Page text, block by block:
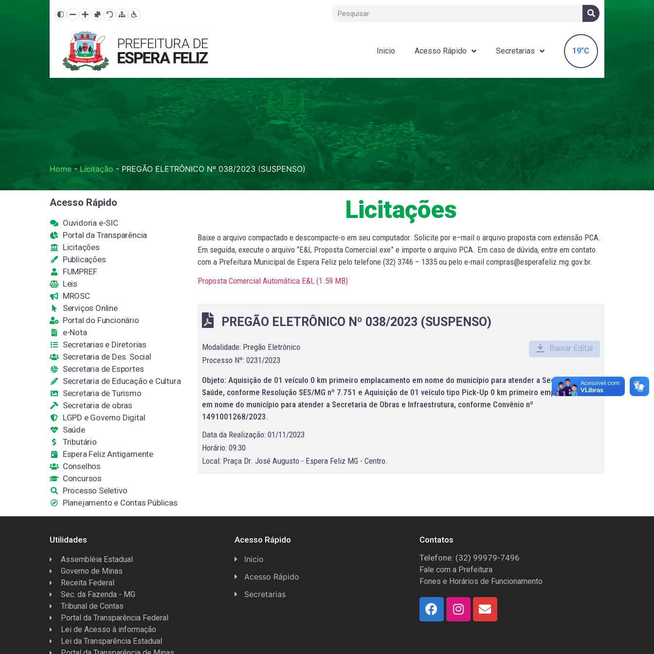
Inicio Acesso Rápido Secretarias 19°C
Home -Licitação- PREGÃO ELETRÔNICO Nº 038/2023 (SUSPENSO)
Acesso Rápido
Ouvidoria e-SIC
Portal da Transparência
Licitações
Publicações
FUMPREF
Leis
MROSC
Serviços Online
Portal do Funcionário
e-Nota
Secretarias e Diretorias
Secretaria de Des. Social
Secretaria de Esportes
Secretaria de Educação e Cultura
Secretaria de Turismo
Secretaria de obras
LGPD e Governo Digital
Saúde
Tributário
Espera Feliz Antigamente
Conselhos
Concursos
Processo Seletivo
Planejamento e Contas Públicas
Licitações
Baixe o arquivo compactado e descompacte-o em seu computador. Solicite por e–mail o arquivo proposta com extensão PCA.
Em seguida, execute o arquivo “E&L Proposta Comercial.exe” e importe o arquivo PCA. Em caso de dúvida, entre em contato
com a Prefeitura Municipal de Espera Feliz pelo telefone (32) 3746 – 1335 ou pelo e-mail compras@esperafeliz.mg.gov.br.
Proposta Comercial Automática E&L (1.59 MB)
PREGÃO ELETRÔNICO Nº 038/2023 (SUSPENSO)
Modalidade: Pregão Eletrônico
Processo Nº: 0231/2023
Baixar Edital
Objeto: Aquisição de 01 veículo 0 km primeiro emplacamento em nome do município para atender a Secretaria de
Saúde, conforme Resolução SES/MG nº 7.751 e Aquisição de 01 veículo tipo Pick-Up 0 km primeiro emplacamento
em nome do município para atender a Secretaria de Obras e Infraestrutura, conforme Convênio nº
1491001268/2023.
Data da Realização: 01/11/2023
Horário: 09:30
Local: Praça Dr. José Augusto - Espera Feliz MG - Centro.
Utilidades
Assembléia Estadual
Governo de Minas
Receita Federal
Sec. da Fazenda - MG
Tribunal de Contas
Portal da Transparência Federal
Lei de Acesso à informação
Lei da Transparência Estadual
Acesso Rápido
Inicio
Acesso Rápido
Concursos
Secretarias
Contatos
Telefone: (32) 99979-7496
Fale com a Prefeitura
Fones e Horários de Funcionamento